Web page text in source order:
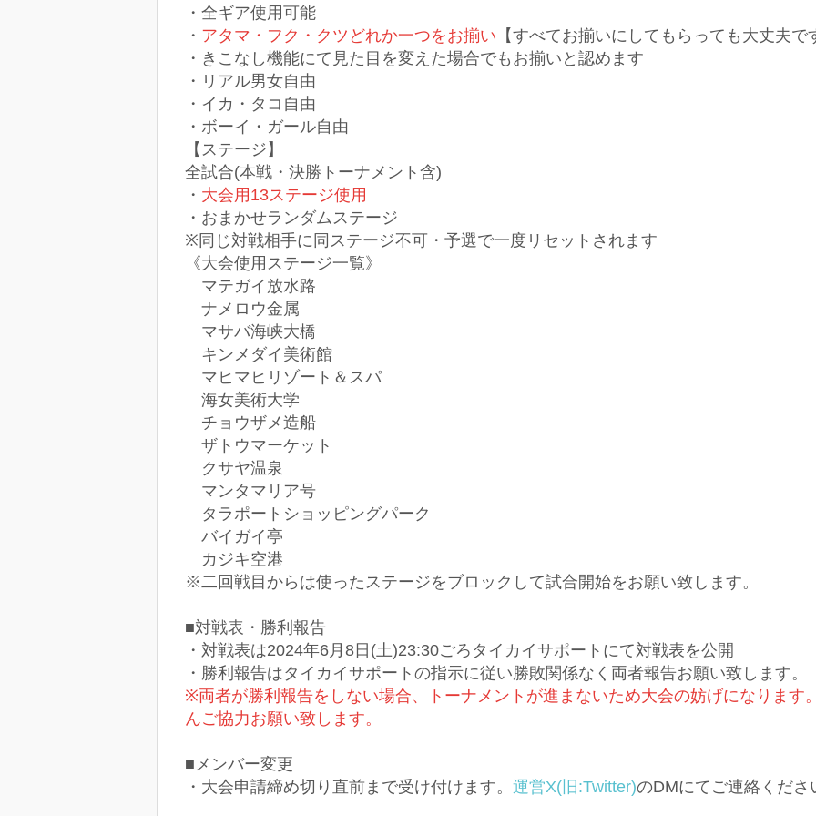
・全ギア使用可能
・ アタマ・フク・クツどれか一つをお揃い 【すべてお揃いにしてもらっても大丈夫で
・きこなし機能にて見た目を変えた場合でもお揃いと認めます
・リアル男女自由
・イカ・タコ自由
・ボーイ・ガール自由
【ステージ】
全試合(本戦・決勝トーナメント含)
・ 大会用13ステージ使用
・おまかせランダムステージ
※同じ対戦相手に同ステージ不可・予選で一度リセットされます
《大会使用ステージ一覧》
マテガイ放水路
ナメロウ金属
マサバ海峡大橋
キンメダイ美術館
マヒマヒリゾート＆スパ
海女美術大学
チョウザメ造船
ザトウマーケット
クサヤ温泉
マンタマリア号
タラポートショッピングパーク
バイガイ亭
カジキ空港
※二回戦目からは使ったステージをブロックして試合開始をお願い致します。
■対戦表・勝利報告
・対戦表は2024年6月8日(土)23:30ごろタイカイサポートにて対戦表を公開
・勝利報告はタイカイサポートの指示に従い勝敗関係なく両者報告お願い致します。
※両者が勝利報告をしない場合、トーナメントが進まないため大会の妨げになります
んご協力お願い致します。
■メンバー変更
・大会申請締め切り直前まで受け付けます。 運営X(旧:Twitter)のDMにてご連絡くださ